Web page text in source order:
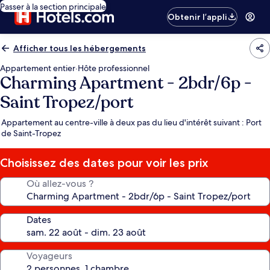
Passer à la section principale
Obtenir l’appli
Afficher tous les hébergements
Appartement entier·Hôte professionnel
Charming Apartment - 2bdr/6p -
Saint Tropez/port
Appartement au centre-ville à deux pas du lieu d'intérêt suivant : Port
de Saint-Tropez
Choisissez des dates pour voir les prix
Où allez-vous ?
Dates
Voyageurs